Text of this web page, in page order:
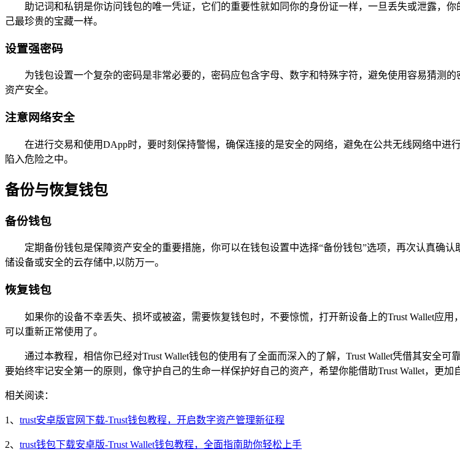
助记词和私钥是你访问钱包的唯一凭证，它们的重要性就如同你的身份证一样，一旦丢失或泄露，
己最珍贵的宝藏一样。
设置强密码
为钱包设置一个复杂的密码是非常必要的，密码应包含字母、数字和特殊字符，避免使用容易猜测
资产安全。
注意网络安全
在进行交易和使用DApp时，要时刻保持警惕，确保连接的是安全的网络，避免在公共无线网络中
陷入危险之中。
备份与恢复钱包
备份钱包
定期备份钱包是保障资产安全的重要措施，你可以在钱包设置中选择“备份钱包”选项，再次认真确
储设备或安全的云存储中,以防万一。
恢复钱包
如果你的设备不幸丢失、损坏或被盗，需要恢复钱包时，不要惊慌，打开新设备上的Trust Wallet应
可以重新正常使用了。
通过本教程，相信你已经对Trust Wallet钱包的使用有了全面而深入的了解，Trust Wallet凭借其安全
要始终牢记安全第一的原则，像守护自己的生命一样保护好自己的资产，希望你能借助Trust Wallet，更
相关阅读：
1、 trust安卓版官网下载-Trust钱包教程，开启数字资产管理新征程
2、 trust钱包下载安卓版-Trust Wallet钱包教程，全面指南助你轻松上手